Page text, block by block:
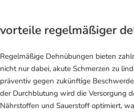
vorteile regelmäßiger
Regelmäßige Dehnübungen bieten
nicht nur dabei, akute Schmerzen zu
präventiv gegen zukünftige
der Durchblutung wird die Versorgung
Nährstoffen und Sauerstoff optimiert,